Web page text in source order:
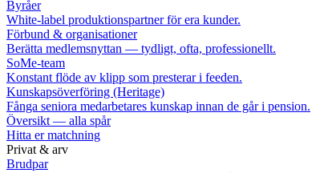
Byråer
White-label produktionspartner för era kunder.
Förbund & organisationer
Berätta medlemsnyttan — tydligt, ofta, professionellt.
SoMe-team
Konstant flöde av klipp som presterar i feeden.
Kunskapsöverföring (Heritage)
Fånga seniora medarbetares kunskap innan de går i pension.
Översikt — alla spår
Hitta er matchning
Privat & arv
Brudpar